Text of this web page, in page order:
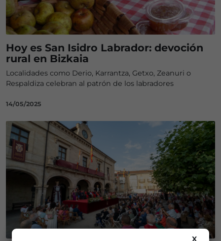
Hoy es San Isidro Labrador: devoción
rural en Bizkaia
Localidades como Derio, Karrantza, Getxo, Zeanuri o
Respaldiza celebran al patrón de los labradores
14/05/2025
X